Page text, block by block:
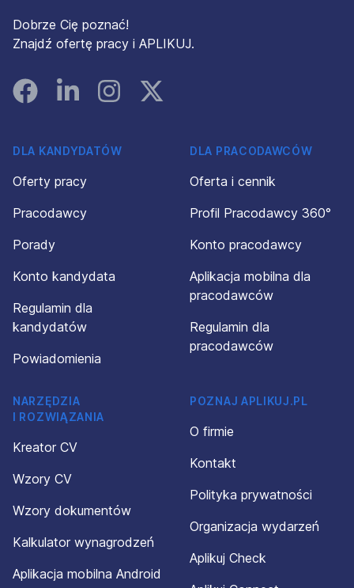
Dobrze Cię poznać!
Znajdź ofertę pracy i APLIKUJ.
FacebookLinked InInstagramInstagram
DLA KANDYDATÓW
Oferty pracy
Pracodawcy
Porady
Konto kandydata
Regulamin dla
kandydatów
Powiadomienia
DLA PRACODAWCÓW
Oferta i cennik
Profil Pracodawcy 360°
Konto pracodawcy
Aplikacja mobilna dla
pracodawców
Regulamin dla
pracodawców
NARZĘDZIA
I ROZWIĄZANIA
Kreator CV
Wzory CV
Wzory dokumentów
Kalkulator wynagrodzeń
Aplikacja mobilna Android
POZNAJ APLIKUJ.PL
O firmie
Kontakt
Polityka prywatności
Organizacja wydarzeń
Aplikuj Check